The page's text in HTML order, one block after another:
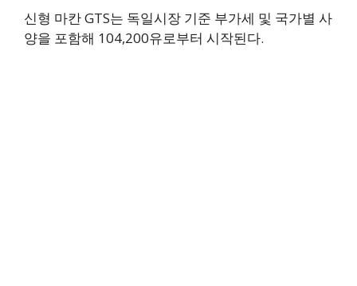
신형 마칸 GTS는 독일시장 기준 부가세 및 국가별 사
양을 포함해 104,200유로부터 시작된다.